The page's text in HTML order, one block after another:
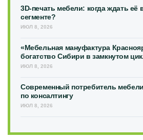
3D-печать мебели: когда ждать её
сегменте?
ИЮЛ 8, 2026
«Мебельная мануфактура
богатство Сибири в замкнутом
ИЮЛ 8, 2026
Современный потребитель
по консалтингу
ИЮЛ 8, 2026